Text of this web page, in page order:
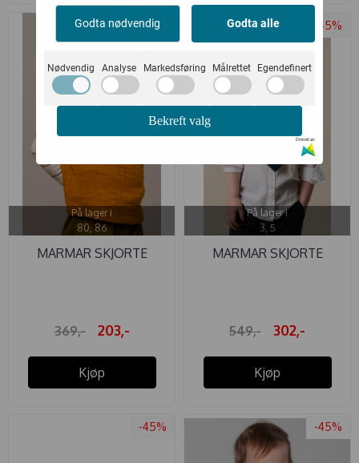
-45%
På lager i
80, 86
MARMAR SKJORTE
369,- 203,-
Kjøp
-45%
På lager i
3, 5
MARMAR SKJORTE
549,- 302,-
Kjøp
-45% -45%
Godta nødvendig Godta alle
Nødvendig Analyse Markedsføring Målrettet Egendefinert
Bekreft valg
Drevet av